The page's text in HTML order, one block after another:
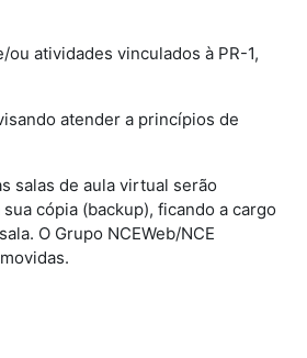
atividades vinculados à PR-1,
atender a princípios de
salas de aula virtual serão
cópia (backup), ficando a cargo
O Grupo NCEWeb/NCE